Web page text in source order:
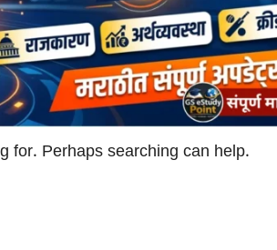
for. Perhaps searching can help.